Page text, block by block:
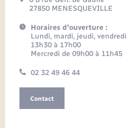
27850 MENESQUEVILLE
Horaires d'ouverture :
Lundi, mardi, jeudi,
13h30 à 17h00
Mercredi de 09h00 à 11h45
02 32 49 46 44
Contact